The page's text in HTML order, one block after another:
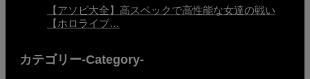
【アソビ大全】高スペックで高性能な女達の戦い
【ホロライブ…
カテゴリー-Category-